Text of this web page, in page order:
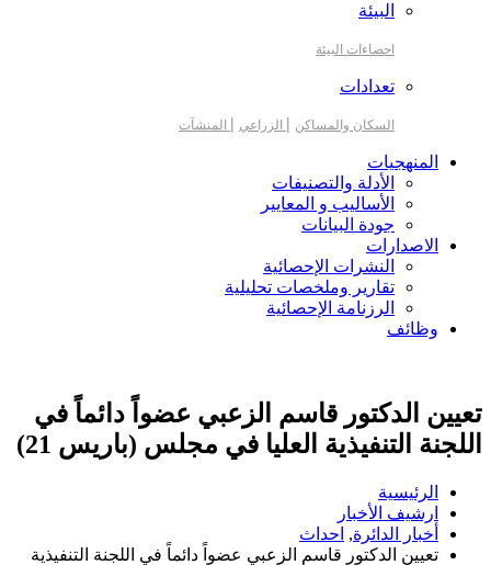
البيئة
احصاءات البيئة
تعدادات
السكان والمساكن | الزراعي | المنشآت
المنهجيات
الأدلة والتصنيفات
الأساليب و المعايير
جودة البيانات
الاصدارات
النشرات الإحصائية
تقارير وملخصات تحليلية
الرزنامة الإحصائية
وظائف
تعيين الدكتور قاسم الزعبي عضواً دائماً في
اللجنة التنفيذية العليا في مجلس (باريس 21)
الرئيسية
ارشيف الأخبار
أخبار الدائرة, احداث
تعيين الدكتور قاسم الزعبي عضواً دائماً في اللجنة التنفيذية